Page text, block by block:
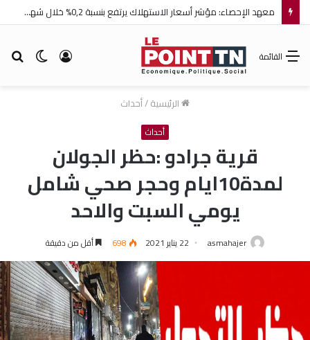
معهد الإحصاء: مؤشر أسعار الاستهلاك يرتفع بنسبة 0,2% خلال شهر جويلية 2026
الوضع تسجيل
القائمة
الرئيسية/أحداث
أحداث
قرية جرادو :حظر الجولان
لمدة10ايام وحجر صحي شامل
يومي السبت والاحد
asmahajer 22 يناير 2021 698 أقل من دقيقة